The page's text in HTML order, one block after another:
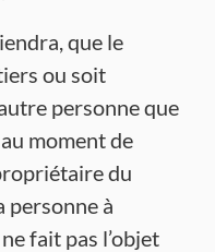
que le
ou soit
personne que
moment de
du
personne à
fait pas l’objet